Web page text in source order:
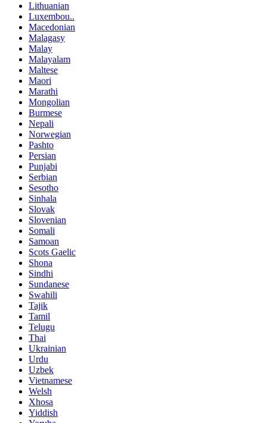
Lithuanian
Luxembou..
Macedonian
Malagasy
Malay
Malayalam
Maltese
Maori
Marathi
Mongolian
Burmese
Nepali
Norwegian
Pashto
Persian
Punjabi
Serbian
Sesotho
Sinhala
Slovak
Slovenian
Somali
Samoan
Scots Gaelic
Shona
Sindhi
Sundanese
Swahili
Tajik
Tamil
Telugu
Thai
Ukrainian
Urdu
Uzbek
Vietnamese
Welsh
Xhosa
Yiddish